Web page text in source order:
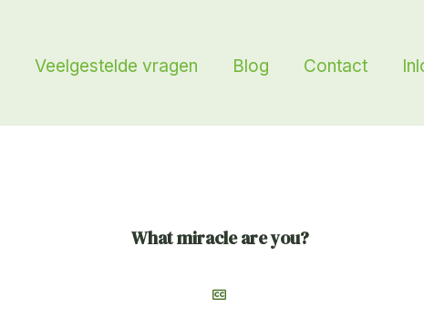
Veelgestelde vragen Blog Contact
What miracle are you?